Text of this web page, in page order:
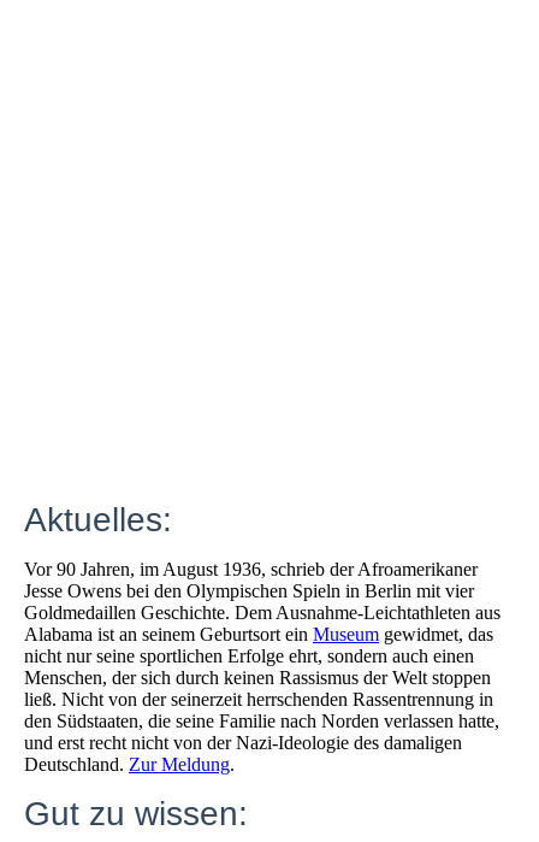
Aktuelles:
Vor 90 Jahren, im August 1936, schrieb der Afroamerikaner
Jesse Owens bei den Olympischen Spieln in Berlin mit vier
Goldmedaillen Geschichte. Dem Ausnahme-Leichtathleten aus
Alabama ist an seinem Geburtsort ein Museum gewidmet, das
nicht nur seine sportlichen Erfolge ehrt, sondern auch einen
Menschen, der sich durch keinen Rassismus der Welt stoppen
ließ. Nicht von der seinerzeit herrschenden Rassentrennung in
den Südstaaten, die seine Familie nach Norden verlassen hatte,
und erst recht nicht von der Nazi-Ideologie des damaligen
Deutschland. Zur Meldung.
Gut zu wissen: